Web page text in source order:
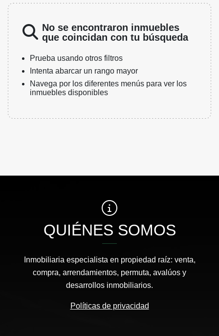
No se encontraron inmuebles
que coincidan con tu búsqueda
Prueba usando otros filtros
Intenta abarcar un rango mayor
Navega por los diferentes menús para ver los
inmuebles disponibles
QUIÉNES SOMOS
Inmobiliaria especialista en propiedad raíz: venta,
compra, arrendamientos, permuta, avalúos y
desarrollos inmobiliarios.
Políticas de privacidad